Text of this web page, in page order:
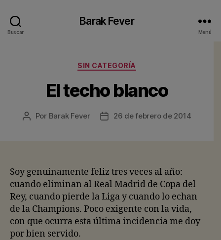
Buscar
Barak Fever
Menú
Categorías
SIN CATEGORÍA
El techo blanco
Autor
Por Barak Fever
Fecha26 de febrero de 2014
Soy genuinamente feliz tres veces al año:
cuando eliminan al Real Madrid de Copa del
Rey, cuando pierde la Liga y cuando lo echan
de la Champions. Poco exigente con la vida,
con que ocurra esta última incidencia me doy
por bien servido.